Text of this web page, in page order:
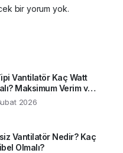
bir yorum yok.
Vantilatör Kaç Watt
Maksimum Verim ve
Tasarrufu İçin Teknik
2026
Vantilatör Nedir? Kaç
Olmalı?